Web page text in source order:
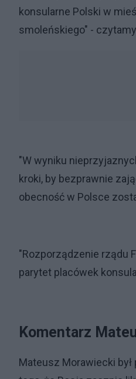
konsularne Polski w
smoleńskiego" -
"W wyniku
kroki, by bezprawnie
obecność w Polsce
"Rozporządzenie rządu
parytet placówek
Komentarz
Mateusz Morawiecki